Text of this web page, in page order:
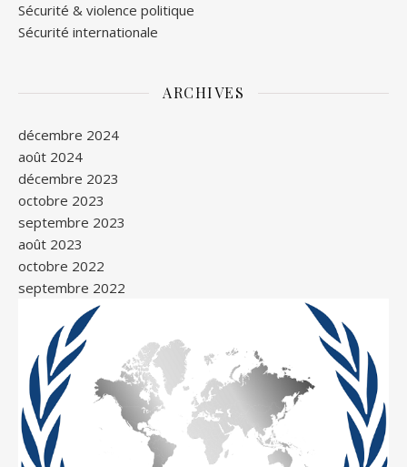
Sécurité & violence politique
Sécurité internationale
ARCHIVES
décembre 2024
août 2024
décembre 2023
octobre 2023
septembre 2023
août 2023
octobre 2022
septembre 2022